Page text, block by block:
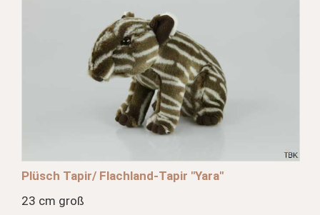
Plüsch Tapir/ Flachland-Tapir "Yara"
23 cm groß